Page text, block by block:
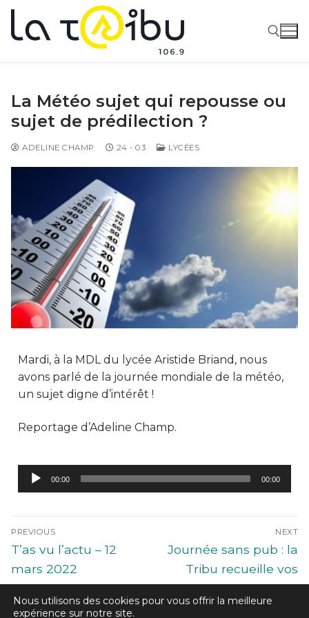
La Météo sujet qui repousse ou
sujet de prédilection ?
ADELINE CHAMP 24 - 03 LYCÉES
Mardi, à la MDL du lycée Aristide Briand, nous
avons parlé de la journée mondiale de la météo,
un sujet digne d’intérêt !
Reportage d’Adeline Champ.
Lecteur
audio
00:00 00:00
PREVIOUS
T’as vu l’actu – 12
mars 2022
NEXT
Journée sans pub : la
Tribu recueille vos
réactions !
Nous utilisons des cookies pour vous offrir la meilleure
expérience sur notre site.